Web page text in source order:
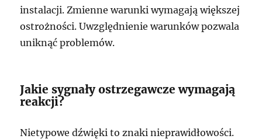
instalacji. Zmienne warunki wymagają większej
ostrożności. Uwzględnienie warunków pozwala
uniknąć problemów.
Jakie sygnały ostrzegawcze wymagają
reakcji?
Nietypowe dźwięki to znaki nieprawidłowości.